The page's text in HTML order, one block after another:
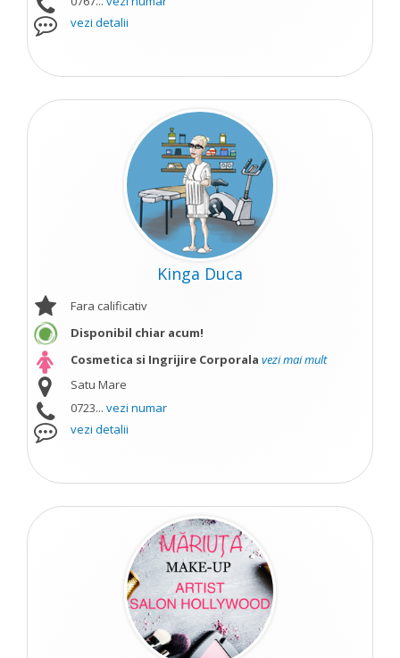
vezi detalii
Kinga Duca
Fara calificativ
Disponibil chiar acum!
Cosmetica si Ingrijire Corporala vezi mai mult
Satu Mare
0723... vezi numar
vezi detalii